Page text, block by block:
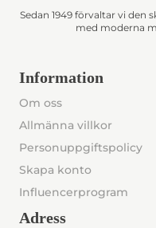
Sedan 1949 förvaltar vi den
med moderna
Information
Om oss
Allmänna villkor
Personuppgiftspolicy
Skapa konto
Influencerprogram
Adress